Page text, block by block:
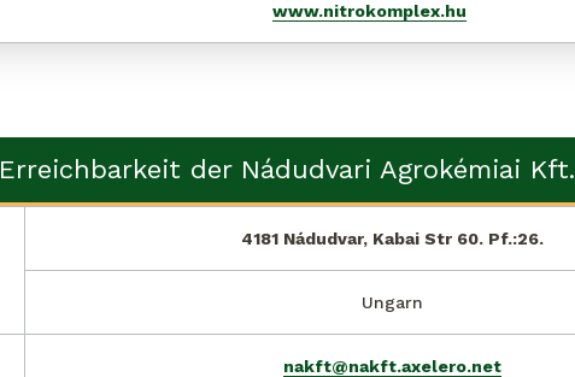
www.nitrokomplex.hu
Erreichbarkeit der Nádudvari Agrokémiai Kft.
4181 Nádudvar, Kabai Str 60. Pf.:26.
Ungarn
nakft@nakft.axelero.net